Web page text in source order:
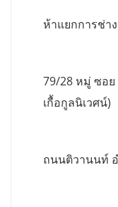
ห้าแยกการช่าง
79/28 หมู่ ซอ
เกื้อกูลนิเวศน์)
ถนนติวานนท์